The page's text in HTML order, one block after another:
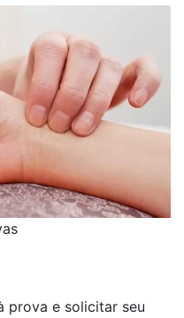
prova e solicitar seu